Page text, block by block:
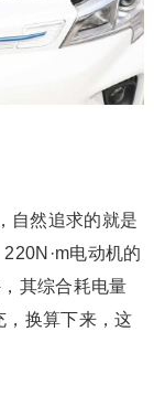
自然追求的就是
电动机的
其综合耗电量
，换算下来，这